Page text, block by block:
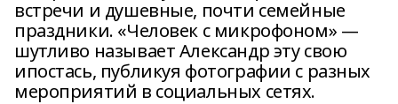
встречи и душевные, почти семейные
праздники. «Человек с микрофоном» —
шутливо называет Александр эту свою
ипостась, публикуя фотографии с разных
мероприятий в социальных сетях.